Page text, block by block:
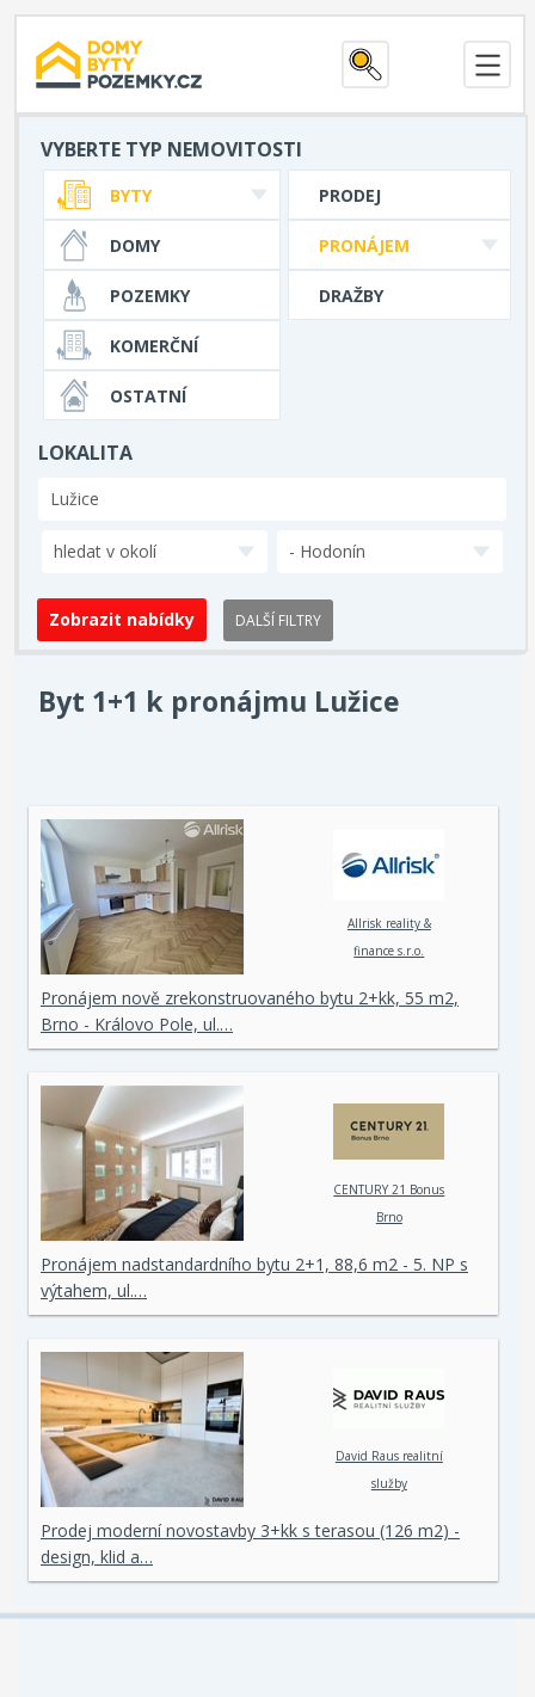
VYBERTE TYP NEMOVITOSTI
PRODEJ
PRONÁJEM
DRAŽBY
BYTY
DOMY
POZEMKY
KOMERČNÍ
OSTATNÍ
LOKALITA
hledat v okolí - Hodonín
DALŠÍ FILTRY
Byt 1+1 k pronájmu Lužice
Allrisk reality &
finance s.r.o.
Pronájem nově zrekonstruovaného bytu 2+kk, 55 m2,
Brno - Královo Pole, ul.…
CENTURY 21 Bonus
Brno
Pronájem nadstandardního bytu 2+1, 88,6 m2 - 5. NP s
výtahem, ul.…
David Raus realitní
služby
Prodej moderní novostavby 3+kk s terasou (126 m2) -
design, klid a…